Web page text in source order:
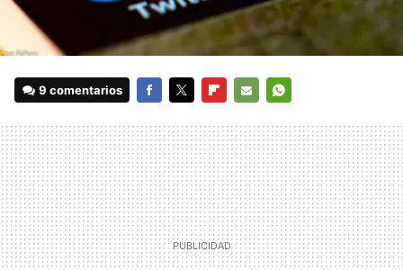
9 comentarios
MAIL